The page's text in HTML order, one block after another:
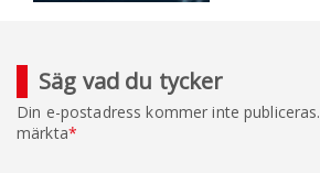
Säg vad du tycker
Din e-postadress kommer inte publiceras.
märkta*